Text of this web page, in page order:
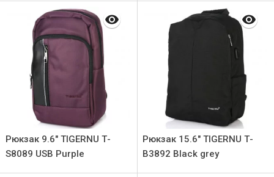
Рюкзак 9.6" TIGERNU Т-
S8089 USB Purple
Рюкзак 15.6" TIGERNU Т-
В3892 Black grey